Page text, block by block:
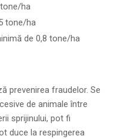
ha
tone/ha
de 0,8 tone/ha
prevenirea fraudelor. Se
de animale între
sprijinului, pot fi
duce la respingerea